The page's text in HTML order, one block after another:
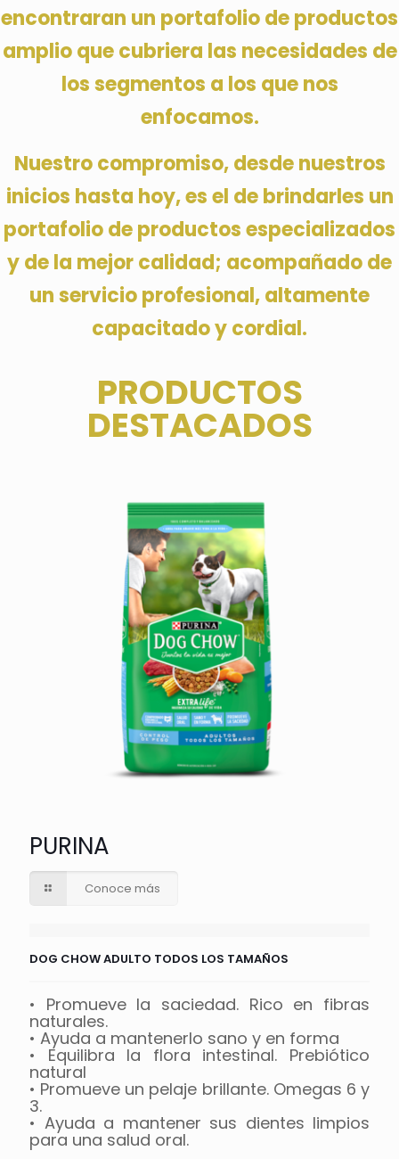
encontraran un portafolio de productos
amplio que cubriera las necesidades de
los segmentos a los que nos
enfocamos.
Nuestro compromiso, desde nuestros
inicios hasta hoy, es el de brindarles un
portafolio de productos especializados
y de la mejor calidad; acompañado de
un servicio profesional, altamente
capacitado y cordial.
PRODUCTOS
DESTACADOS
PURINA
Conoce más
DOG CHOW ADULTO TODOS LOS TAMAÑOS
• Promueve la saciedad. Rico en fibras
naturales.
• Ayuda a mantenerlo sano y en forma
• Equilibra la flora intestinal. Prebiótico
natural
• Promueve un pelaje brillante. Omegas 6 y
3.
• Ayuda a mantener sus dientes limpios
para una salud oral.